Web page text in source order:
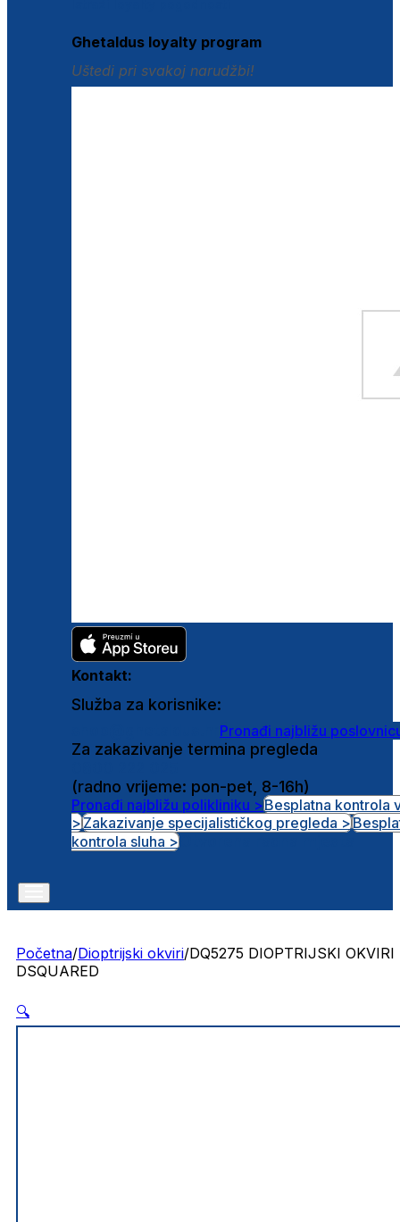
Ghetaldus loyalty program
Uštedi pri svakoj narudžbi!
Kontakt:
Služba za korisnike:
Pronađi najbližu
Za zakazivanje termina pregleda
(radno vrijeme: pon-pet, 8-16h)
Pronađi najbližu polikliniku >Besplatna kontrola
>Zakazivanje specijalističkog pregleda >
kontrola sluha >
Početna/Dioptrijski okviri/DQ5275 DIOPTRIJSKI OKVIRI
DSQUARED
🔍